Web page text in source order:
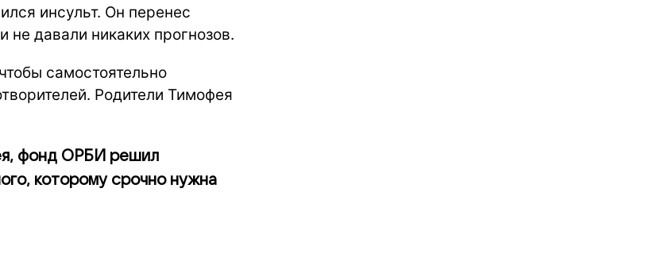
инсульт. Он перенес
не давали никаких прогнозов.
самостоятельно
Родители Тимофея
фонд ОРБИ решил
которому срочно нужна